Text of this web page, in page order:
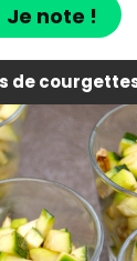
Je note !
de